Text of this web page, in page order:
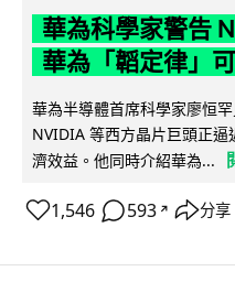
華為科學家警告
華為「韜定律」
華為半導體首席科學家廖恒
NVIDIA 等西方晶片巨頭正
濟效益。他同時介紹華為...
1,546 593 ↗ 分享